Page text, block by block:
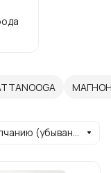
По умолчанию (убывание)